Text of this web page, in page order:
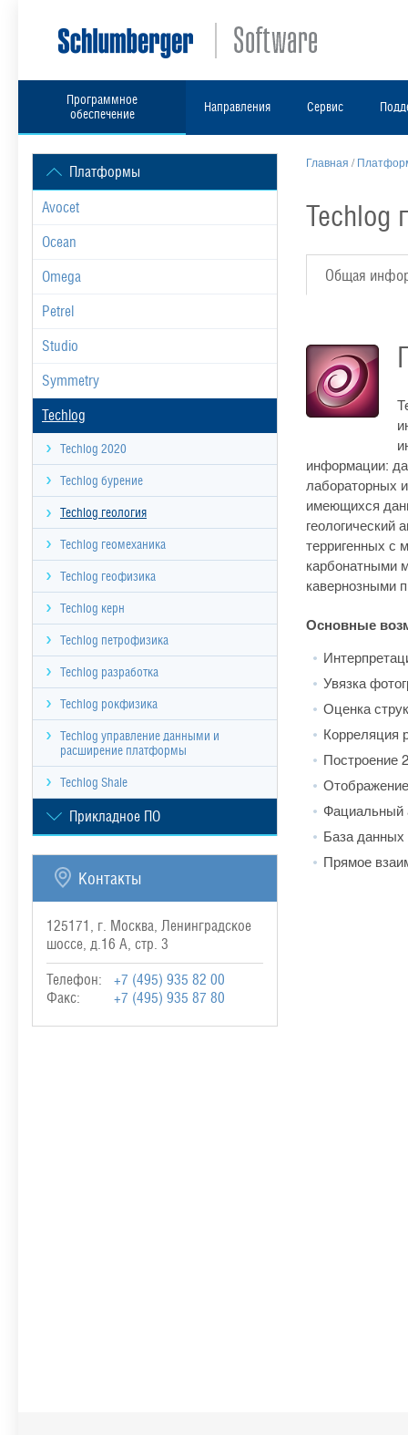
Программное
обеспечение
Направления Сервис
Платформы
Avocet
Ocean
Omega
Petrel
Studio
Symmetry
Techlog
Techlog 2020
Techlog бурение
Techlog геология
Techlog геомеханика
Techlog геофизика
Techlog керн
Techlog петрофизика
Techlog разработка
Techlog рокфизика
Techlog управление данными и
расширение платформы
Techlog Shale
Прикладное ПО
Контакты
125171, г. Москва, Ленинградское
шоссе, д.16 А, стр. 3
Телефон:
+7 (495) 935 82 00
Факс:
+7 (495) 935 87 80
Главная /
Techlog
Общая
информации:
лабораторных
имеющихся
геологический
терригенных с
карбонатными
кавернозными
Основные
Увязка
Оценка
Корреляция
Построение
Фациальный
База данных
Прямое